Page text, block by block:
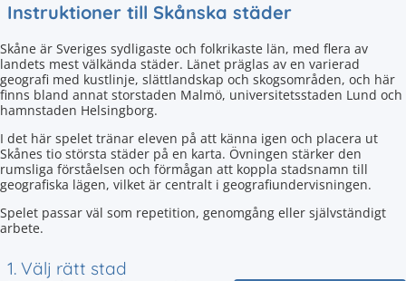
Instruktioner till Skånska städer
Skåne är Sveriges sydligaste och folkrikaste län, med flera av
landets mest välkända städer. Länet präglas av en varierad
geografi med kustlinje, slättlandskap och skogsområden, och här
finns bland annat storstaden Malmö, universitetsstaden Lund och
hamnstaden Helsingborg.
I det här spelet tränar eleven på att känna igen och placera ut
Skånes tio största städer på en karta. Övningen stärker den
rumsliga förståelsen och förmågan att koppla stadsnamn till
geografiska lägen, vilket är centralt i geografiundervisningen.
Spelet passar väl som repetition, genomgång eller självständigt
arbete.
1. Välj rätt stad